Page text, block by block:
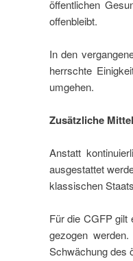
öffentlichen
offenbleibt.
In den
herrschte
umgehen.
Zusätzliche
Anstatt
ausgestattet
klassischen
Für die CGFP gilt
gezogen
Schwächung des